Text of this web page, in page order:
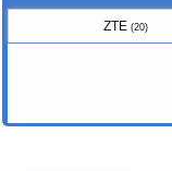
ZTE(20)